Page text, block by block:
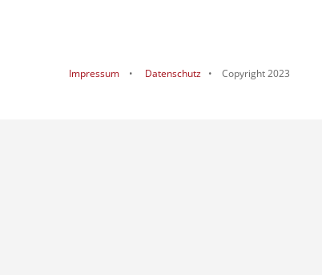
Impressum • Datenschutz • Copyright 2023